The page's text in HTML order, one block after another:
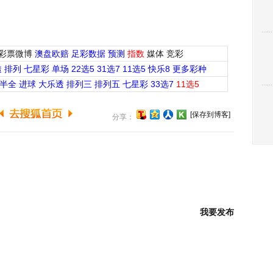
票微博 澳盘欧赔 足彩数据 预测 指数 媒体 竞彩
排列 七星彩 单场 22选5 31选7 11选5 快乐8 更多彩种
半全 进球 大乐透 排列三 排列五 七星彩 33选7 11选5
分享： [保存到博客]
我要发布